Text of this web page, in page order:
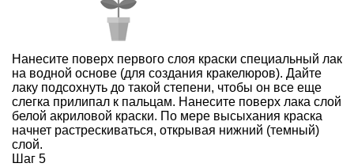
Нанесите поверх первого слоя краски специальный лак
на водной основе (для создания кракелюров). Дайте
лаку подсохнуть до такой степени, чтобы он все еще
слегка прилипал к пальцам. Нанесите поверх лака слой
белой акриловой краски. По мере высыхания краска
начнет растрескиваться, открывая нижний (темный)
слой.
Шаг 5